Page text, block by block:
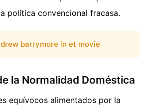
política convencional fracasa.
drew barrymore in et movie
la Normalidad Doméstica
equívocos alimentados por la